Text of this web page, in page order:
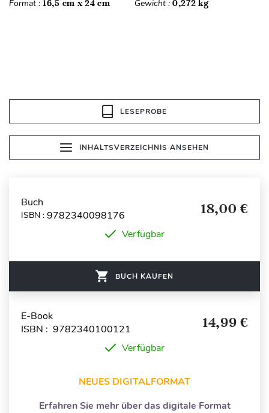
Format : 16,5 cm x 24 cm Gewicht : 0,272 kg
LESEPROBE
INHALTSVERZEICHNIS ANSEHEN
Buch
ISBN : 9782340098176 18,00 €
Verfügbar
BUCH KAUFEN
E-Book
ISBN : 9782340100121
14,99 €
Verfügbar
NEUES DIGITALFORMAT
Erfahren Sie mehr über das digitale Format